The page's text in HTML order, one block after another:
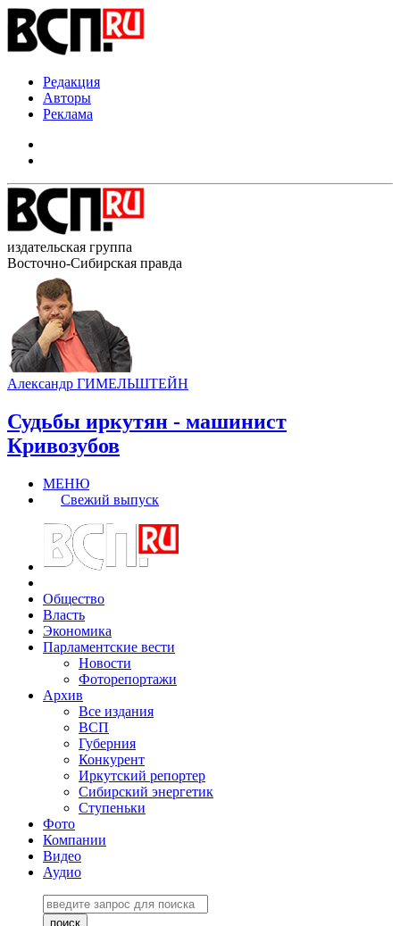
Редакция
Авторы
Реклама
издательская группа
Восточно-Сибирская правда
Александр ГИМЕЛЬШТЕЙН
Судьбы иркутян - машинист
Кривозубов
МЕНЮ
Свежий выпуск
Общество
Власть
Экономика
Парламентские вести
Новости
Фоторепортажи
Архив
Все издания
ВСП
Губерния
Конкурент
Иркутский репортер
Сибирский энергетик
Ступеньки
Фото
Компании
Видео
Аудио